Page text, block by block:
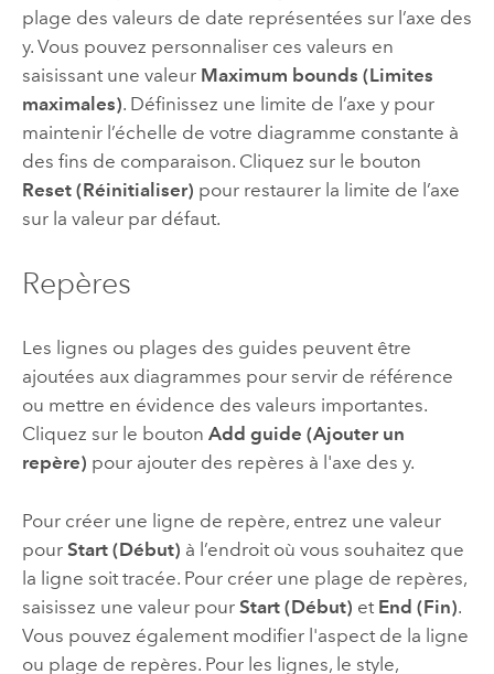
plage des valeurs de date représentées sur l’axe des
y. Vous pouvez personnaliser ces valeurs en
saisissant une valeur Maximum bounds (Limites
maximales). Définissez une limite de l’axe y pour
maintenir l’échelle de votre diagramme constante à
des fins de comparaison. Cliquez sur le bouton
Reset (Réinitialiser) pour restaurer la limite de l’axe
sur la valeur par défaut.
Repères
Les lignes ou plages des guides peuvent être
ajoutées aux diagrammes pour servir de référence
ou mettre en évidence des valeurs importantes.
Cliquez sur le bouton Add guide (Ajouter un
repère) pour ajouter des repères à l'axe des y.
Pour créer une ligne de repère, entrez une valeur
pour Start (Début) à l’endroit où vous souhaitez que
la ligne soit tracée. Pour créer une plage de repères,
saisissez une valeur pour Start (Début) et End (Fin).
Vous pouvez également modifier l'aspect de la ligne
ou plage de repères. Pour les lignes, le style,